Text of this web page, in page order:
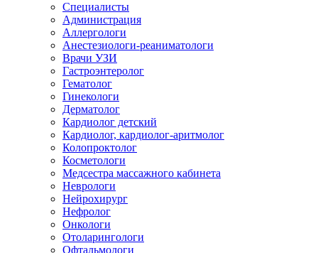
Специалисты
Администрация
Аллергологи
Анестезиологи-реаниматологи
Врачи УЗИ
Гастроэнтеролог
Гематолог
Гинекологи
Дерматолог
Кардиолог детский
Кардиолог, кардиолог-аритмолог
Колопроктолог
Косметологи
Медсестра массажного кабинета
Неврологи
Нейрохирург
Нефролог
Онкологи
Отоларингологи
Офтальмологи